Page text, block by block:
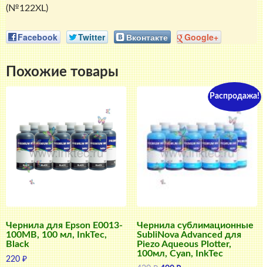
(№122XL)
Facebook Twitter Вконтакте Google+
Похожие товары
Чернила для Epson E0013-
100MB, 100 мл, InkTec,
Black
220₽
Распродажа!
Чернила сублимационные
SubliNova Advanced для
Piezo Aqueous Plotter,
100мл, Cyan, InkTec